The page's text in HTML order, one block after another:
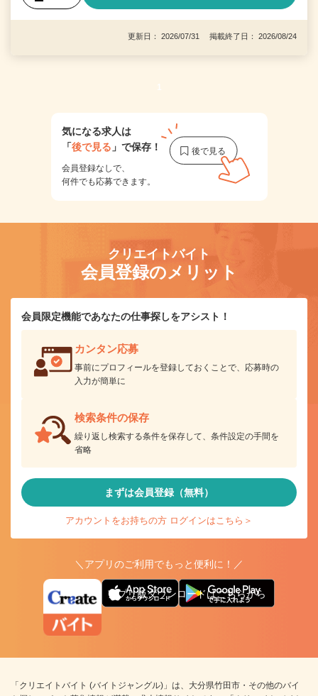
更新日： 2026/07/31 掲載終了日： 2026/08/24
1
気になる求人は
「後で見る 」で保存！
会員登録なしで、
何件でも応募できます。
クリエイトバイト
会員登録のメリット
会員限定機能であなたの仕事探しをアシスト！
カンタン応募
事前にプロフィールを登録しておくことで、応募時の
入力が簡単に
検索条件の保存
繰り返し検索する条件を保存して、条件設定の手間を
省略
まずは会員登録（無料）
アカウントをお持ちの方 ログインはこちら＞
＼アプリのご利用でもっと便利に！／
アプリ版ダウンロードはこちらから
「クリエイトバイト (バイトジャングル)」は、大分県竹田市・その他のバイ